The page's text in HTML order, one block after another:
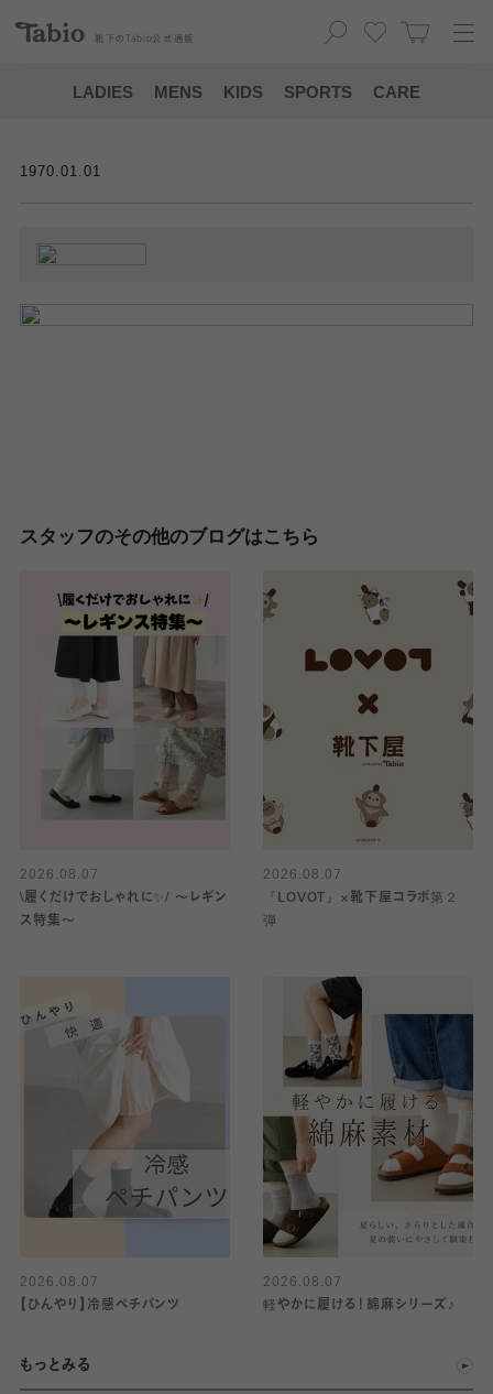
靴下の Tabio 公式通販
LADIES MENS KIDS SPORTS CARE
1970.01.01
スタッフのその他のブログはこちら
2026.08.07
\履くだけでおしゃれに✨/ 〜レギン
ス特集〜
2026.08.07
『LOVOT』×靴下屋コラボ第２
弾
2026.08.07
【ひんやり】冷感ペチパンツ
2026.08.07
軽やかに履ける！綿麻シリーズ♪
もっとみる